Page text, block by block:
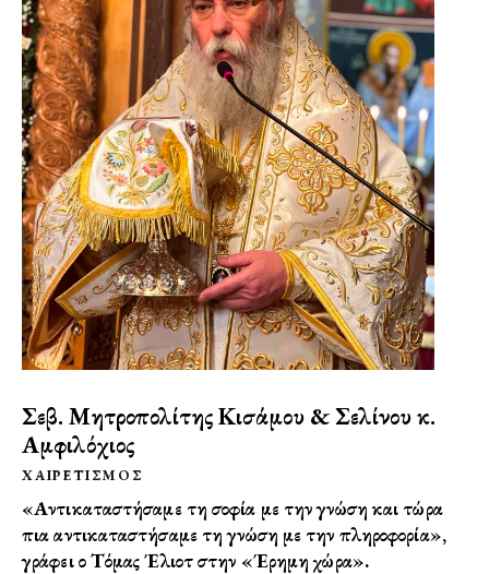
Σεβ. Μητροπολίτης Κισάμου & Σελίνου κ.
Αμφιλόχιος
ΧΑΙΡΕΤΙΣΜOΣ
«Αντικαταστήσαμε τη σοφία με την γνώση και τώρα
πια αντικαταστήσαμε τη γνώση με την πληροφορία»,
γράφει ο Τόμας Έλιοτ στην «Έρημη χώρα».